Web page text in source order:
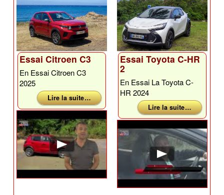
Essai Citroen C3
En Essai Citroen C3
2025
Lire la suite …
Essai Toyota C-HR
2
En Essai La Toyota C-
HR 2024
Lire la suite …